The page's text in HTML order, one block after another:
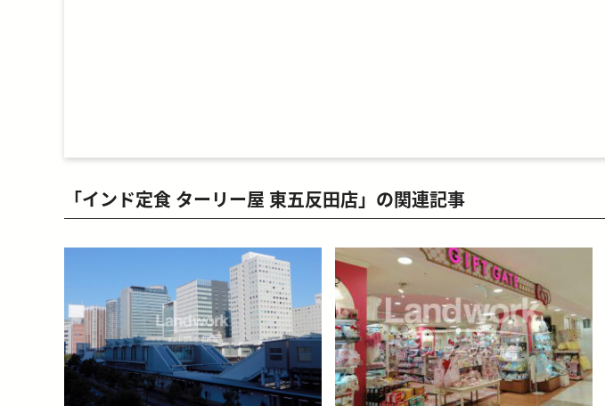
「インド定食 ターリー屋 東五反田店」の関連記事
blog-relative-card blog-relative-card